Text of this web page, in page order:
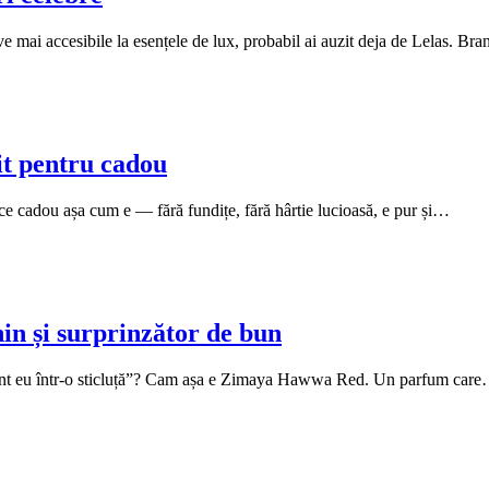
mai accesibile la esențele de lux, probabil ai auzit deja de Lelas.
pentru cadou
cadou așa cum e — fără fundițe, fără hârtie lucioasă, e pur și…
și surprinzător de bun
eu într-o sticluță”? Cam așa e Zimaya Hawwa Red. Un parfum